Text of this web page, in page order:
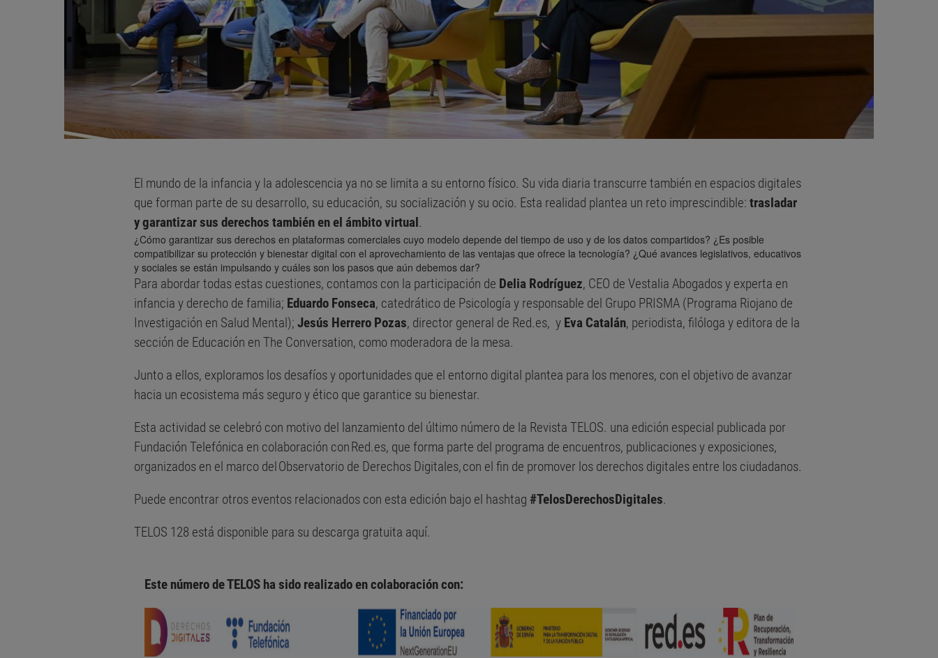
El mundo de la infancia y la adolescencia ya no se limita a su entorno físico. Su vida diaria transcurre también en espacios digitales
que forman parte de su desarrollo, su educación, su socialización y su ocio. Esta realidad plantea un reto imprescindible: trasladar
y garantizar sus derechos también en el ámbito virtual.
¿Cómo garantizar sus derechos en plataformas comerciales cuyo modelo depende del tiempo de uso y de los datos compartidos? ¿Es posible
compatibilizar su protección y bienestar digital con el aprovechamiento de las ventajas que ofrece la tecnología? ¿Qué avances legislativos, educativos
y sociales se están impulsando y cuáles son los pasos que aún debemos dar?
Para abordar todas estas cuestiones, contamos con la participación de Delia Rodríguez, CEO de Vestalia Abogados y experta en
infancia y derecho de familia; Eduardo Fonseca, catedrático de Psicología y responsable del Grupo PRISMA (Programa Riojano de
Investigación en Salud Mental); Jesús Herrero Pozas, director general de Red.es, y Eva Catalán, periodista, filóloga y editora de la
sección de Educación en The Conversation, como moderadora de la mesa.
Junto a ellos, exploramos los desafíos y oportunidades que el entorno digital plantea para los menores, con el objetivo de avanzar
hacia un ecosistema más seguro y ético que garantice su bienestar.
Esta actividad se celebró con motivo del lanzamiento del último número de la Revista TELOS. una edición especial publicada por
Fundación Telefónica en colaboración con Red.es, que forma parte del programa de encuentros, publicaciones y exposiciones,
organizados en el marco del Observatorio de Derechos Digitales, con el fin de promover los derechos digitales entre los ciudadanos.
Puede encontrar otros eventos relacionados con esta edición bajo el hashtag #TelosDerechosDigitales.
TELOS 128 está disponible para su descarga gratuita aquí.
Este número de TELOS ha sido realizado en colaboración con: